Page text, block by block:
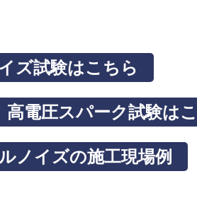
ズ試験はこちら
高電圧スパーク試験は
ノイズの施工現場例